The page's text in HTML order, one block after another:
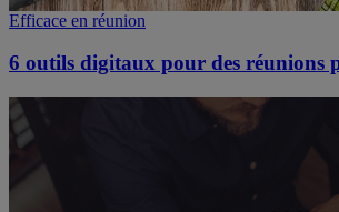
Efficace en réunion
6 outils digitaux pour des réunions